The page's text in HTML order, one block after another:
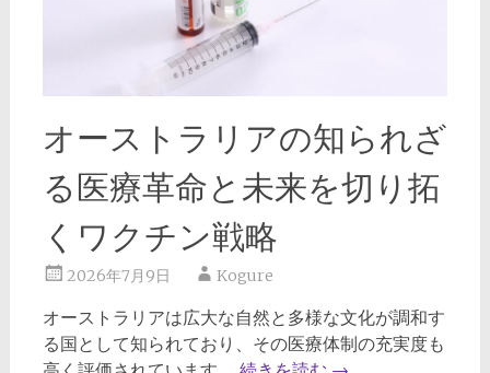
オーストラリアの知られざ
る医療革命と未来を切り拓
くワクチン戦略
2026年7月9日 Kogure
オーストラリアは広大な自然と多様な文化が調和す
る国として知られており、その医療体制の充実度も